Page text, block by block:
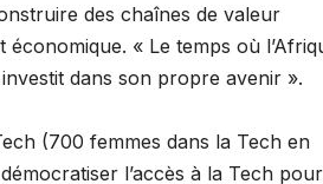
des chaînes de valeur
« Le temps où
dans son propre avenir ».
(700 femmes dans la Tech en
l’accès à la Tech